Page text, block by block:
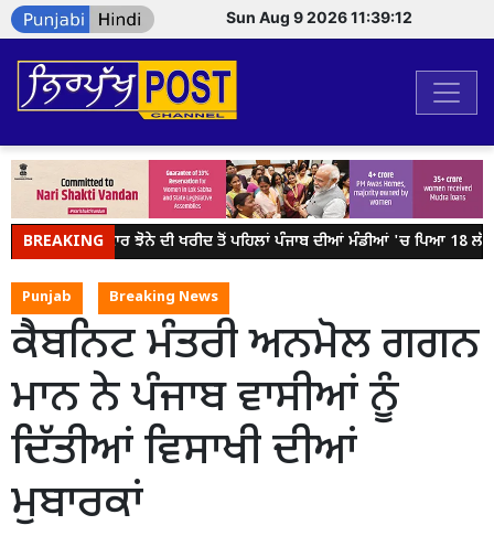
Sun Aug 9 2026 11:39:12
BREAKING
ਕੇਂਦਰ ਸਰਕਾਰ ਝੋਨੇ ਦੀ ਖਰੀਦ ਤੋਂ ਪਹਿਲਾਂ ਪੰਜਾਬ ਦੀਆਂ ਮੰਡੀਆਂ 'ਚ ਪਿਆ 18 ਲੱਖ
Punjab Breaking News
ਕੈਬਨਿਟ ਮੰਤਰੀ ਅਨਮੋਲ ਗਗਨ
ਮਾਨ ਨੇ ਪੰਜਾਬ ਵਾਸੀਆਂ ਨੂੰ
ਦਿੱਤੀਆਂ ਵਿਸਾਖੀ ਦੀਆਂ
ਮੁਬਾਰਕਾਂ